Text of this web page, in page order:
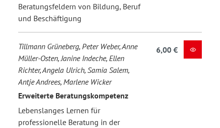
Beratungsfeldern von Bildung, Beruf
und Beschäftigung
Tillmann Grüneberg, Peter Weber, Anne
Müller-Osten, Janine Indeche, Ellen
Richter, Angela Ulrich, Samia Salem,
Antje Andrees, Marlene Wicker
Erweiterte Beratungskompetenz
Lebenslanges Lernen für
professionelle Beratung in der
6,00 €